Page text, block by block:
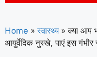
Home » स्वास्थ्य » क्या आप
आयुर्वेदिक नुस्खे, पाएं इस गंभीर